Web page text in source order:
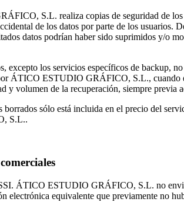
S.L. realiza copias de seguridad de los
de los datos por parte de los usuarios.
datos podrían haber sido suprimidos y/o
excepto los servicios específicos de backup,
ÁTICO ESTUDIO GRÁFICO, S.L., cuando
y volumen de la recuperación, siempre previa
borrados sólo está incluida en el precio del
S.L..
ÁTICO ESTUDIO GRÁFICO, S.L. no
electrónica equivalente que previamente no